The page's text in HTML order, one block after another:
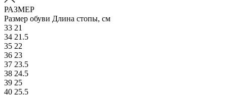
РАЗМЕР
Размер обуви Длина стопы, см
33 21
34 21.5
35 22
36 23
37 23.5
38 24.5
39 25
40 25.5